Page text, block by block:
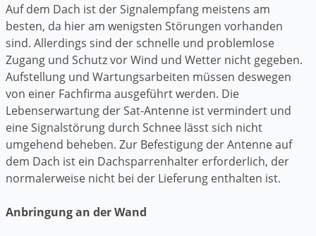
Auf dem Dach ist der Signalempfang meistens am
besten, da hier am wenigsten Störungen vorhanden
sind. Allerdings sind der schnelle und problemlose
Zugang und Schutz vor Wind und Wetter nicht gegeben.
Aufstellung und Wartungsarbeiten müssen deswegen
von einer Fachfirma ausgeführt werden. Die
Lebenserwartung der Sat-Antenne ist vermindert und
eine Signalstörung durch Schnee lässt sich nicht
umgehend beheben. Zur Befestigung der Antenne auf
dem Dach ist ein Dachsparrenhalter erforderlich, der
normalerweise nicht bei der Lieferung enthalten ist.
Anbringung an der Wand